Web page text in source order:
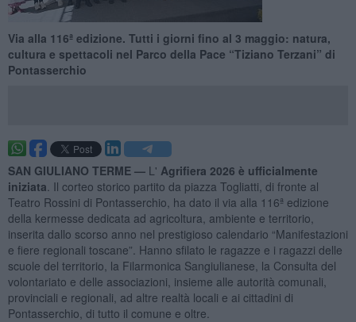
Via alla 116ª edizione. Tutti i giorni fino al 3 maggio: natura,
cultura e spettacoli nel Parco della Pace “Tiziano Terzani” di
Pontasserchio
SAN GIULIANO TERME — L' Agrifiera 2026 è ufficialmente
iniziata . Il corteo storico partito da piazza Togliatti, di fronte al
Teatro Rossini di Pontasserchio, ha dato il via alla 116ª edizione
della kermesse dedicata ad agricoltura, ambiente e territorio,
inserita dallo scorso anno nel prestigioso calendario “Manifestazioni
e fiere regionali toscane”. Hanno sfilato le ragazze e i ragazzi delle
scuole del territorio, la Filarmonica Sangiulianese, la Consulta del
volontariato e delle associazioni, insieme alle autorità comunali,
provinciali e regionali, ad altre realtà locali e ai cittadini di
Pontasserchio, di tutto il comune e oltre.